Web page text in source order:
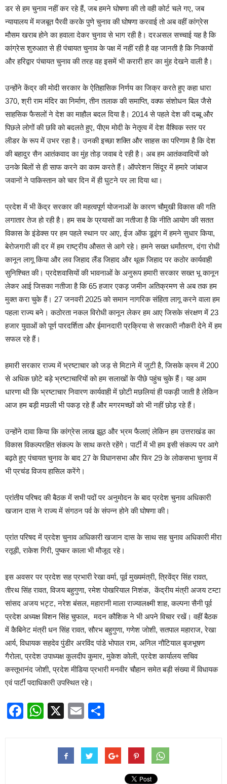
डर से हम चुनाव नहीं कर रहे हैं, जब हमने घोषणा की तो वही कोर्ट चले गए, जब
न्यायालय में मजबूत पैरवी करके पुणे चुनाव की घोषणा करवाई तो अब वहीं कांग्रेस
मौसम खराब होने का हवाला देकर चुनाव से भाग रही है। दरअसल सच्चाई यह है कि
कांग्रेस शुरुआत से ही पंचायत चुनाव के पक्ष में नहीं रही है वह जानती है कि निकायों
और हरिद्वार पंचायत चुनाव की तरह वह इसमें भी करारी हार का मुंह देखने वाली है।
उन्होंने केंद्र की मोदी सरकार के ऐतिहासिक निर्णय का जिक्र करते हुए कहा धारा
370, श्री राम मंदिर का निर्माण, तीन तलाक की समाप्ति, वक्फ संशोधन बिल जैसे
साहसिक फैसलों ने देश का माहौल बदल दिया है। 2014 से पहले देश की दब्बू और
पिछले लोगों की छवि को बदलते हुए, पीएम मोदी के नेतृत्व में देश वैश्विक स्तर पर
लीडर के रूप में उभर रहा है। उनकी इच्छा शक्ति और साहस का परिणाम है कि देश
की बहादुर सैन आतंकवाद का मुंह तोड़ जवाब दे रही है। अब हम आतंकवादियों को
उनके बिलों से ही साफ करने का काम करते हैं। ऑपरेशन सिंदूर में हमारे जांबाज
जवानों ने पाकिस्तान को चार दिन में ही घुटने पर ला दिया था।
प्रदेश में भी केंद्र सरकार की महत्वपूर्ण योजनाओं के कारण चौमुखी विकास की गति
लगातार तेज हो रही है। हम सब के प्रयासों का नतीजा है कि नीति आयोग की सतत
विकास के इंडेक्स पर हम पहले स्थान पर आए, ईज ऑफ डूइंग में हमने सुधार किया,
बेरोजगारी की दर में हम राष्ट्रीय औसत से आगे रहे। हमने सख्त धर्मांतरण, दंगा रोधी
कानून लागू किया और लव जिहाद लैंड जिहाद और थूक जिहाद पर कठोर कार्यवाही
सुनिश्चित की। प्रदेशवासियों की भावनाओं के अनुरूप हमारी सरकार सख्त भू कानून
लेकर आई जिसका नतीजा है कि 65 हजार एकड़ जमीन अतिक्रमण से अब तक हम
मुक्त करा चुके हैं। 27 जनवरी 2025 को समान नागरिक संहिता लागू करने वाला हम
पहला राज्य बने। कठोरता नकल विरोधी कानून लेकर हम आए जिसके संरक्षण में 23
हजार युवाओं को पूर्ण पारदर्शिता और ईमानदारी प्रक्रिया से सरकारी नौकरी देने में हम
सफल रहे हैं।
हमारी सरकार राज्य में भ्रष्टाचार को जड़ से मिटाने में जुटी है, जिसके क्रम में 200
से अधिक छोटे बड़े भ्रष्टाचारियों को हम सलाखों के पीछे पहुंच चुके हैं। यह आम
धारणा थी कि भ्रष्टाचार निवारण कार्यवाही में छोटी मछलियां ही पकड़ी जाती है लेकिन
आज हम बड़ी मछली भी पकड़ रहे हैं और मगरमच्छों को भी नहीं छोड़ रहे हैं।
उन्होंने दावा किया कि कांग्रेस लाख झूठ और भ्रम फैलाएं लेकिन हम उत्तराखंड का
विकास विकल्परहित संकल्प के साथ करते रहेंगे। पार्टी में भी हम इसी संकल्प पर आगे
बढ़ते हुए पंचायत चुनाव के बाद 27 के विधानसभा और फिर 29 के लोकसभा चुनाव में
भी प्रचंड विजय हासिल करेंगे।
प्रांतीय परिषद की बैठक में सभी पदों पर अनुमोदन के बाद प्रदेश चुनाव अधिकारी
खजान दास ने राज्य में संगठन पर्व के संपन्न होने की घोषणा की।
प्रांत परिषद में प्रदेश चुनाव अधिकारी खजान दास के साथ सह चुनाव अधिकारी मीरा
रतूड़ी, राकेश गिरी, पुष्कर काला भी मौजूद रहे।
इस अवसर पर प्रदेश सह प्रभारी रेखा वर्मा, पूर्व मुख्यमंत्री, त्रिवेंद्र सिंह रावत,
तीरथ सिंह रावत, विजय बहुगुणा, रमेश पोखरियाल निशंक, केंद्रीय मंत्री अजय टम्टा
सांसद अजय भट्ट, नरेश बंसल, महारानी माला राज्यालक्ष्मी शाह, कल्पना सैनी पूर्व
प्रदेश अध्यक्ष विशन सिंह चुफाल, मदन कौशिक ने भी अपने विचार रखें। वहीं बैठक
में कैबिनेट मंत्री धन सिंह रावत, सौरभ बहुगुणा, गणेश जोशी, सतपाल महाराज, रेखा
आर्य, विधायक सहदेव पुंडीर अरविंद पांडे भोपाल राम, अनिल नौटियाल बृजभूषण
गैरोला, प्रदेश उपाध्यक्ष कुलदीप कुमार, मुकेश कोली, प्रदेश कार्यालय सचिव
कस्तूभानंद जोशी, प्रदेश मीडिया प्रभारी मनवीर चौहान समेत बड़ी संख्या में विधायक
एवं पार्टी पदाधिकारी उपस्थित रहे।
Facebook
WhatsApp
X Email